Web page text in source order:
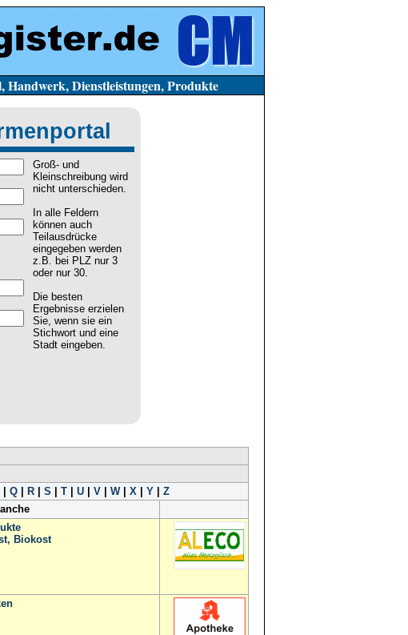
Dienstleistungen, Produkte
Groß- und
Kleinschreibung wird
nicht unterschieden.
In alle Feldern
können auch
Teilausdrücke
eingegeben werden
z.B. bei PLZ nur 3
oder nur 30.
Die besten
Ergebnisse erzielen
Sie, wenn sie ein
Stichwort und eine
Stadt eingeben.
| Q| R| S T| U| V| W| X| Y| Z
Biokost